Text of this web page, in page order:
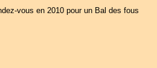
vous en 2010 pour un Bal des fous